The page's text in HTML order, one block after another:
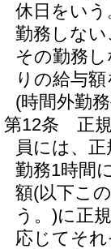
休日をい
勤務しな
その勤務
りの給与
(時間外勤
第12条
正
員には、
勤務1時間
額(以下こ
う。)に正
応じてそ